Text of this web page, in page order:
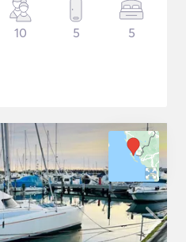
10 5 5